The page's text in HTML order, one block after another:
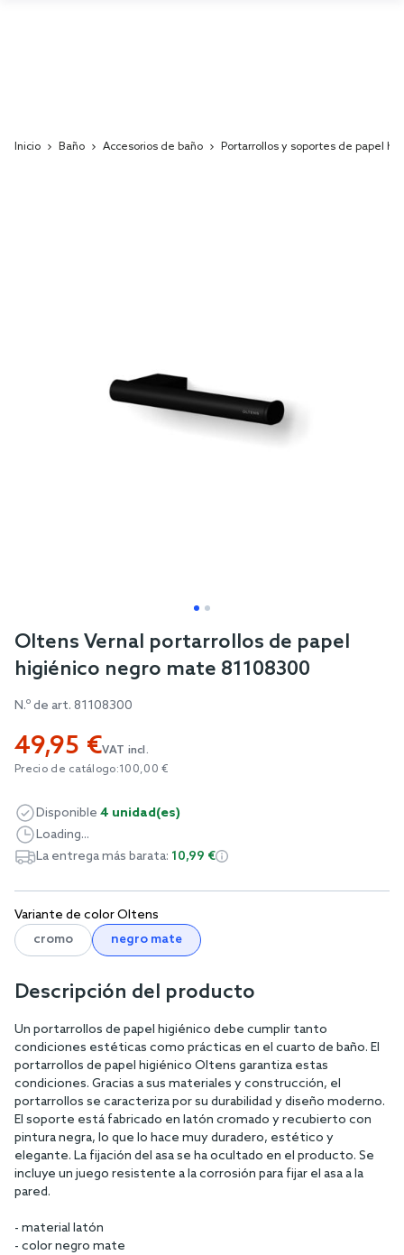
Inicio Baño Accesorios de baño Portarrollos y soportes de papel
Skip
to
the
beginning
the
images
Oltens Vernal portarrollos de papel
higiénico negro mate 81108300
N.º de art. 81108300
49,95 €VAT incl.
Precio de catálogo:100,00 €
Variante de color Oltens
cromo
negro mate
Disponible 4 unidad(es)
Loading...
La entrega más barata: 10,99 €
Descripción del producto
Un portarrollos de papel higiénico debe cumplir tanto
condiciones estéticas como prácticas en el cuarto de baño. El
portarrollos de papel higiénico Oltens garantiza estas
condiciones. Gracias a sus materiales y construcción, el
portarrollos se caracteriza por su durabilidad y diseño moderno.
El soporte está fabricado en latón cromado y recubierto con
pintura negra, lo que lo hace muy duradero, estético y
elegante. La fijación del asa se ha ocultado en el producto. Se
incluye un juego resistente a la corrosión para fijar el asa a la
pared.
- material latón
- color negro mate